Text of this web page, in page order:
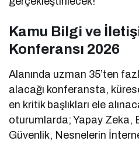
Kamu Bilgi ve
Konferansı 2026
Alanında uzman 35’ten
alacağı konferansta,
en kritik başlıkları ele
oturumlarda; Yapay Zeka,
Güvenlik, Nesnelerin